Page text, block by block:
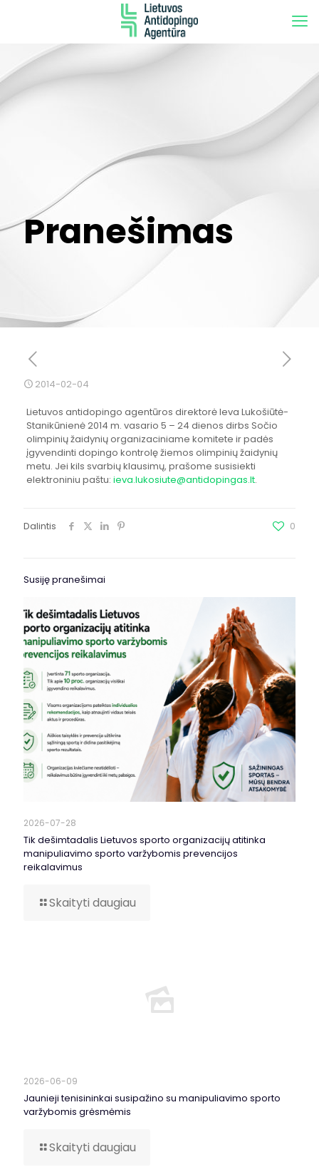
Pranešimas
2014-02-04
Lietuvos antidopingo agentūros direktorė Ieva Lukošiūtė-
Stanikūnienė 2014 m. vasario 5 – 24 dienos dirbs Sočio
olimpinių žaidynių organizaciniame komitete ir padės
įgyvendinti dopingo kontrolę žiemos olimpinių žaidynių
metu. Jei kils svarbių klausimų, prašome susisiekti
elektroniniu paštu: ieva.lukosiute@antidopingas.lt.
Dalintis 0
Susiję pranešimai
2026-07-28
Tik dešimtadalis Lietuvos sporto organizacijų atitinka
manipuliavimo sporto varžybomis prevencijos
reikalavimus
Skaityti daugiau
2026-06-09
Jaunieji tenisininkai susipažino su manipuliavimo sporto
varžybomis grėsmėmis
Skaityti daugiau